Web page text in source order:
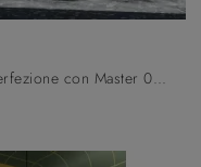
Arreda il bagno di casa design alla perfezione con Master 03, mobili bagno a terra e complementi in legno di Arbi.